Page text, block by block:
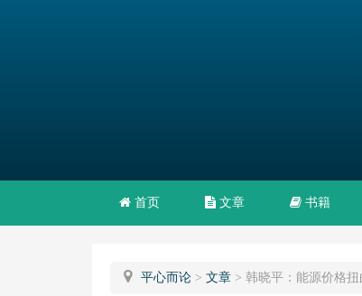
首页 文章 书籍
平心而论 >文章 >韩晓平：能源价格